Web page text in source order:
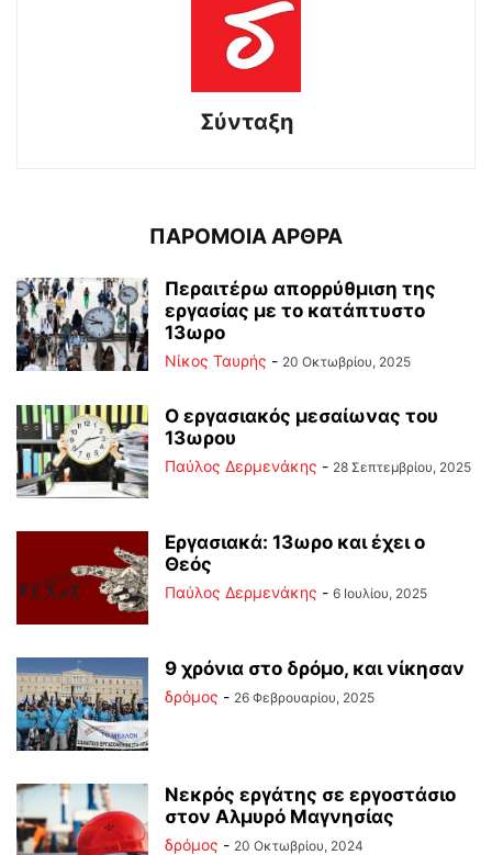
Σύνταξη
ΠΑΡΟΜΟΙΑ ΑΡΘΡΑ
Περαιτέρω απορρύθμιση της
εργασίας με το κατάπτυστο
13ωρο
Νίκος Ταυρής - 20 Οκτωβρίου, 2025
Ο εργασιακός μεσαίωνας του
13ωρου
Παύλος Δερμενάκης - 28 Σεπτεμβρίου, 2025
Εργασιακά: 13ωρο και έχει ο
Θεός
Παύλος Δερμενάκης - 6 Ιουλίου, 2025
9 χρόνια στο δρόμο, και νίκησαν
δρόμος - 26 Φεβρουαρίου, 2025
Νεκρός εργάτης σε εργοστάσιο
στον Αλμυρό Μαγνησίας
δρόμος - 20 Οκτωβρίου, 2024